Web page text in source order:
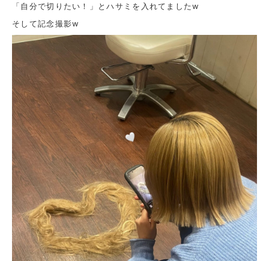
「自分で切りたい！」とハサミを入れてましたw
そして記念撮影w